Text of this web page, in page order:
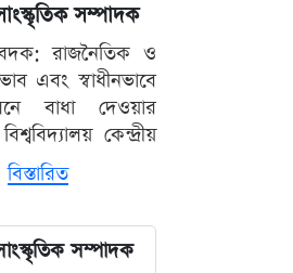
সম্পাদক
রাজনৈতিক ও
এবং স্বাধীনভাবে
বাধা দেওয়ার
কেন্দ্রীয়
বিস্তারিত
সম্পাদক